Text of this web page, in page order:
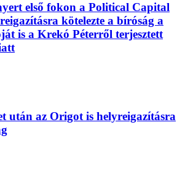
első fokon a Political Capital
kötelezte a bíróság a
is a Krekó Péterről terjesztett
után az Origot is helyreigazításra